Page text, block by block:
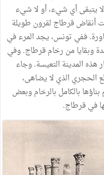
يتبقى أي شيء، أو لا شيء
أنقاض قرطاج لقرون طويلة
ففي تونس، يجد المرء في
وبقايا من رخام قرطاج. وفي
هذه المدينة التعيسة. وجاء
الحجري الذي لا يضاهى،
بالكامل بالرخام وبعض
في قرطاج.